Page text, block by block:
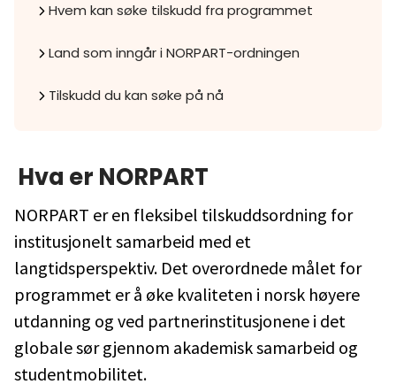
Hvem kan søke tilskudd fra programmet
Land som inngår i NORPART-ordningen
Tilskudd du kan søke på nå
Hva er NORPART
NORPART er en fleksibel tilskuddsordning for
institusjonelt samarbeid med et
langtidsperspektiv. Det overordnede målet for
programmet er å øke kvaliteten i norsk høyere
utdanning og ved partnerinstitusjonene i det
globale sør gjennom akademisk samarbeid og
studentmobilitet.